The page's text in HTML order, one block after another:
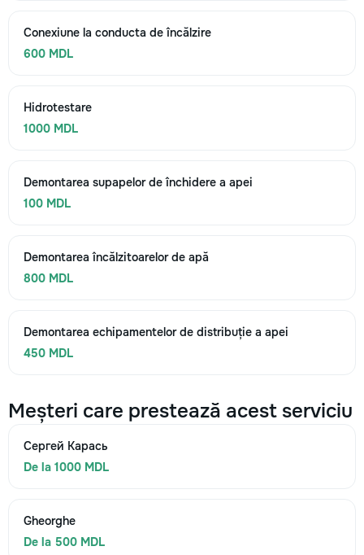
Conexiune la conducta de încălzire
600 MDL
Hidrotestare
1000 MDL
Demontarea supapelor de închidere a apei
100 MDL
Demontarea încălzitoarelor de apă
800 MDL
Demontarea echipamentelor de distribuție a apei
450 MDL
Meșteri care prestează acest serviciu
Сергей Карась
De la 1000 MDL
Gheorghe
De la 500 MDL